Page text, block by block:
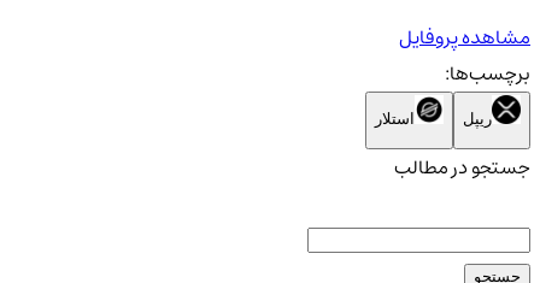
مشاهده پروفایل
برچسب‌ها:
ریپل استلار
جستجو در مطالب
جستجو